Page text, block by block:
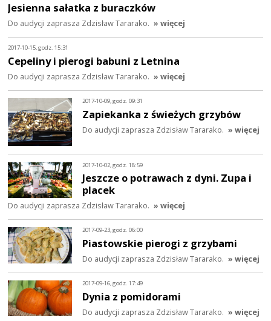
Jesienna sałatka z buraczków
Do audycji zaprasza Zdzisław Tararako. » więcej
2017-10-15, godz. 15:31
Cepeliny i pierogi babuni z Letnina
Do audycji zaprasza Zdzisław Tararako. » więcej
2017-10-09, godz. 09:31
Zapiekanka z świeżych grzybów
Do audycji zaprasza Zdzisław Tararako. » więcej
2017-10-02, godz. 18:59
Jeszcze o potrawach z dyni. Zupa i
placek
Do audycji zaprasza Zdzisław Tararako. » więcej
2017-09-23, godz. 06:00
Piastowskie pierogi z grzybami
Do audycji zaprasza Zdzisław Tararako. » więcej
2017-09-16, godz. 17:49
Dynia z pomidorami
Do audycji zaprasza Zdzisław Tararako. » więcej